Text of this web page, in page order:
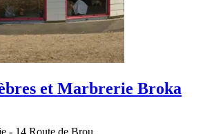
et Marbrerie Broka
- 14 Route de Brou